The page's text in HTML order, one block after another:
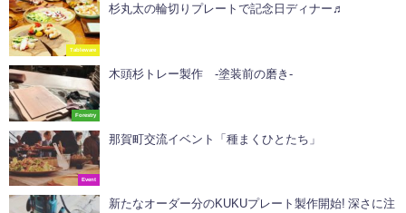
Tableware
杉丸太の輪切りプレートで記念日ディナー♬
Forestry
木頭杉トレー製作 -塗装前の磨き-
Event
那賀町交流イベント「種まくひとたち」
新たなオーダー分のKUKUプレート製作開始! 深さに注